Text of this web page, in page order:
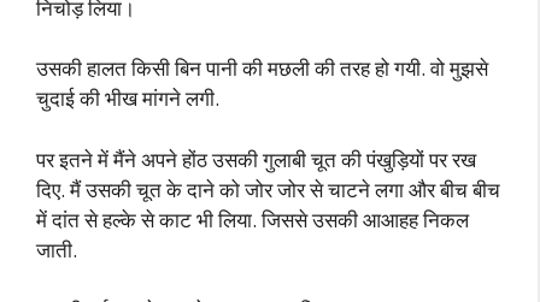
निचोड़ लिया।
उसकी हालत किसी बिन पानी की मछली की तरह हो गयी. वो मुझसे
चुदाई की भीख मांगने लगी.
पर इतने में मैंने अपने होंठ उसकी गुलाबी चूत की पंखुड़ियों पर रख
दिए. मैं उसकी चूत के दाने को जोर जोर से चाटने लगा और बीच बीच
में दांत से हल्के से काट भी लिया. जिससे उसकी आआहह निकल
जाती.